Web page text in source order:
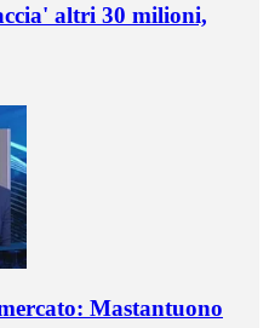
altri 30 milioni,
Mastantuono